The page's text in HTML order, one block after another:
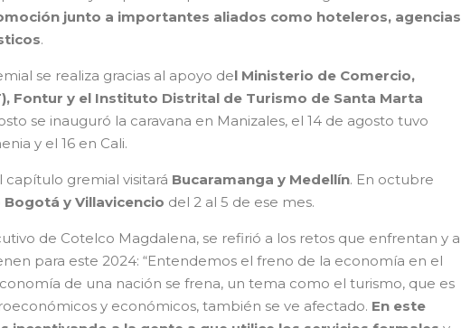
junto a importantes aliados como hoteleros, agencias
.
se realiza gracias al apoyo del Ministerio de Comercio,
Fontur y el Instituto Distrital de Turismo de Santa Marta
se inauguró la caravana en Manizales, el 14 de agosto tuvo
y el 16 en Cali.
capítulo gremial visitará Bucaramanga y Medellín. En octubre
Bogotá y Villavicencio del 2 al 5 de ese mes.
de Cotelco Magdalena, se refirió a los retos que enfrentan y a
para este 2024: “Entendemos el freno de la economía en el
de una nación se frena, un tema como el turismo, que es
y económicos, también se ve afectado. En este